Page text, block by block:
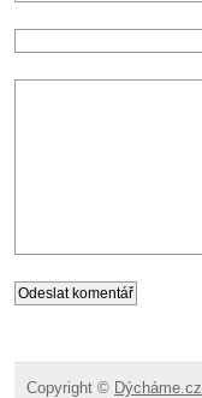
Copyright © Dýcháme.cz